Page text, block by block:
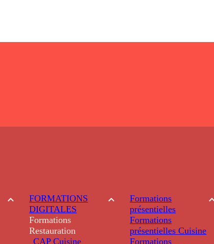
FORMATIONS
DIGITALES
Formations
Restauration
CAP Cuisine
Formations
présentielles
Formations
présentielles Cuisine
Formations